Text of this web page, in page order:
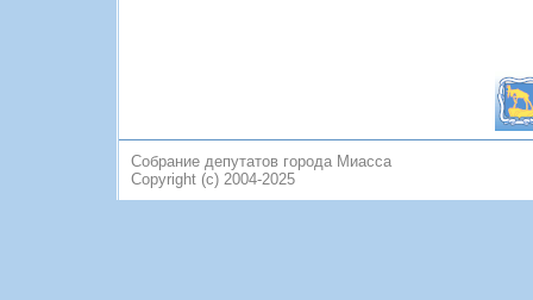
Собрание депутатов города Миасса
Copyright (c) 2004-2025